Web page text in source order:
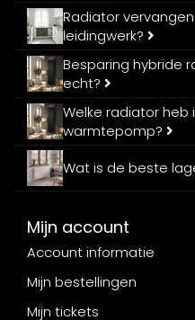
Radiator
leidingwerk?
Besparing hybride
echt?
Welke radiator heb
warmtepomp?
Wat is de beste
Mijn account
Account informatie
Mijn bestellingen
Mijn tickets